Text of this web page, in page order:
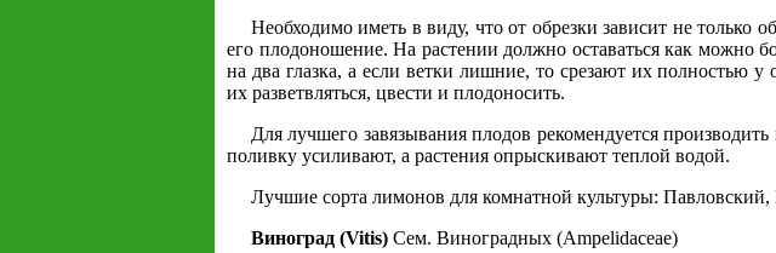
Необходимо иметь в виду, что от обрезки зависит не
его плодоношение. На растении должно оставаться как можно
на два глазка, а если ветки лишние, то срезают их полностью у
их разветвляться, цвести и плодоносить.
Для лучшего завязывания плодов рекомендуется
поливку усиливают, а растения опрыскивают теплой водой.
Лучшие сорта лимонов для комнатной культуры:
Виноград (Vitis) Сем. Виноградных (Ampelidaceae)